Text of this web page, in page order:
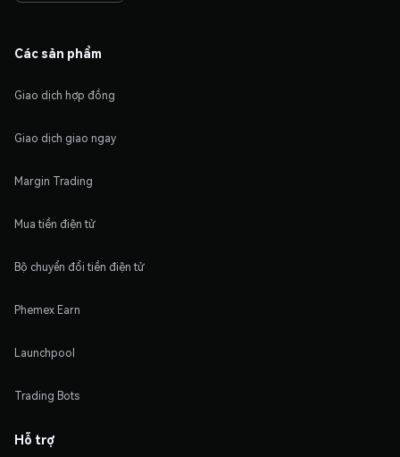
Các sản phẩm
Giao dịch hợp đồng
Giao dịch giao ngay
Margin Trading
Mua tiền điện tử
Bộ chuyển đổi tiền điện tử
Phemex Earn
Launchpool
Trading Bots
Hỗ trợ